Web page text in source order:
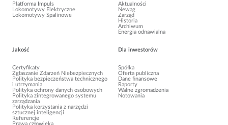
Platforma Impuls
Lokomotywy Elektryczne
Lokomotywy Spalinowe
Aktualności
Newag
Zarząd
Historia
Archiwum
Energia odnawialna
Jakość
Certyfikaty
Zgłaszanie Zdarzeń Niebezpiecznych
Polityka bezpieczeństwa technicznego
i utrzymania
Polityka ochrony danych osobowych
Polityka zintegrowanego systemu
zarządzania
Polityka korzystania z narzędzi
sztucznej inteligencji
Referencje
Prawa człowieka
Dla inwestorów
Spółka
Oferta publiczna
Dane finansowe
Raporty
Walne zgromadzenia
Notowania